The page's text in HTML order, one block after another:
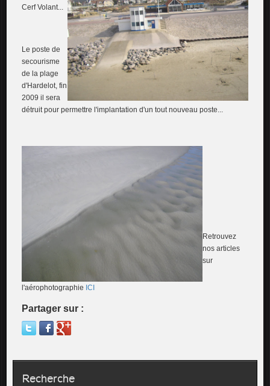
Cerf Volant...
Le poste de
secourisme
de la plage
d'Hardelot, fin
2009 il sera
détruit pour permettre l'implantation d'un tout nouveau poste...
Retrouvez
nos articles
sur
l'aérophotographie ICI
Partager sur :
Recherche